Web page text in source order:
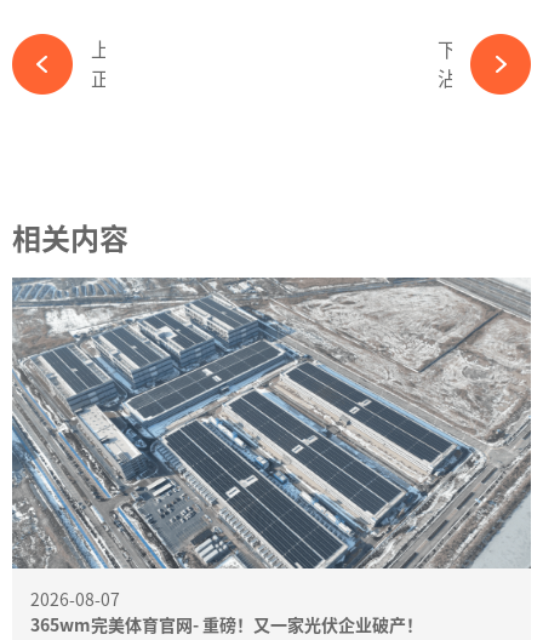
下一篇
沾上“薄膜”就惨？国家能源集团五折拍卖孙公司-365wm完美体育官网
相关内容
2026-08-07
365wm完美体育官网- 重磅！又一家光伏企业破产！